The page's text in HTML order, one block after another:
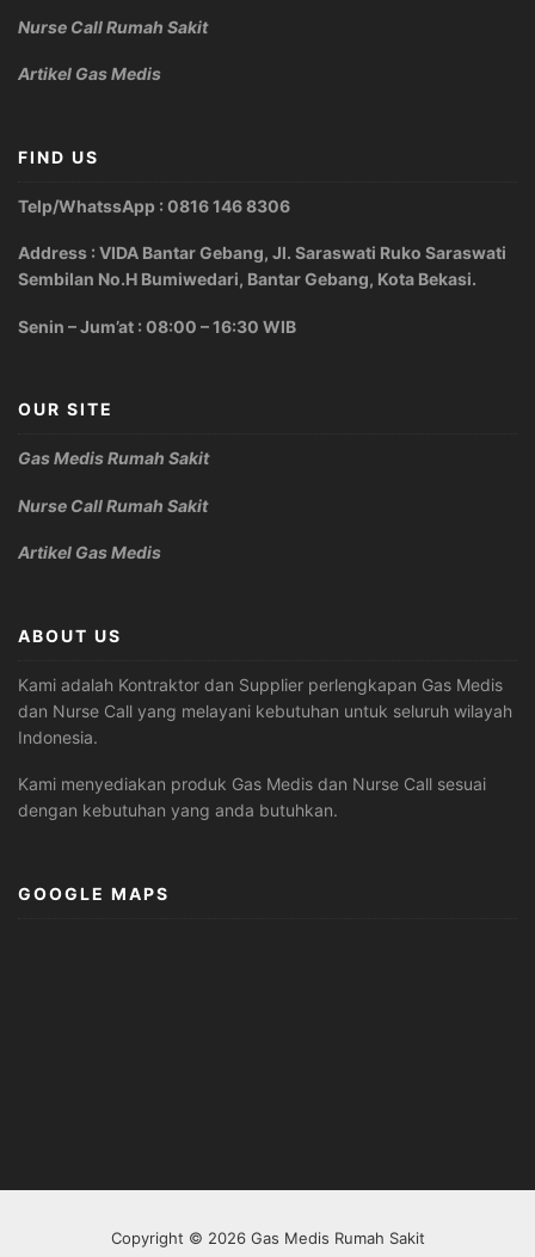
Nurse Call Rumah Sakit
Artikel Gas Medis
FIND US
Telp/WhatssApp : 0816 146 8306
Address : VIDA Bantar Gebang, Jl. Saraswati Ruko Saraswati
Sembilan No.H Bumiwedari, Bantar Gebang, Kota Bekasi.
Senin – Jum’at : 08:00 – 16:30 WIB
OUR SITE
Gas Medis Rumah Sakit
Nurse Call Rumah Sakit
Artikel Gas Medis
ABOUT US
Kami adalah Kontraktor dan Supplier perlengkapan Gas Medis
dan Nurse Call yang melayani kebutuhan untuk seluruh wilayah
Indonesia.
Kami menyediakan produk Gas Medis dan Nurse Call sesuai
dengan kebutuhan yang anda butuhkan.
GOOGLE MAPS
Copyright © 2026 Gas Medis Rumah Sakit